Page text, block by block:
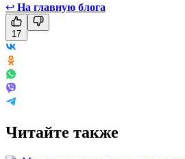
↩ На главную блога
17
Читайте также